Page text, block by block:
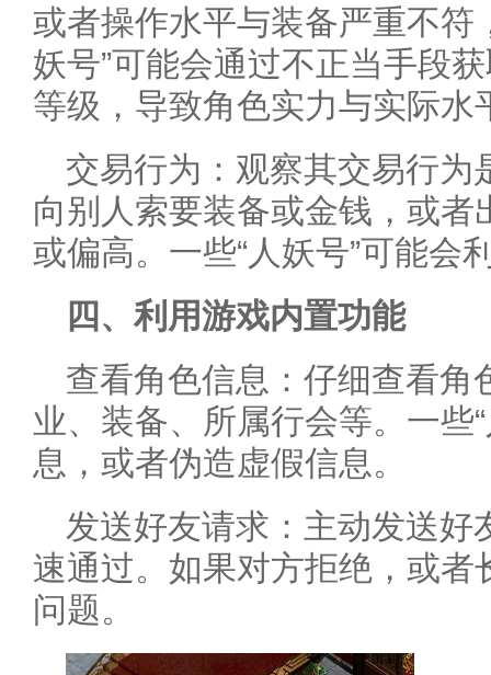
或者操作水平与装备严重不符
妖号”可能会通过不正当手段
等级，导致角色实力与实际水
交易行为：观察其交易行为
向别人索要装备或金钱，或
或偏高。一些“人妖号”可能会
四、利用游戏内置功能
查看角色信息：仔细查看角
业、装备、所属行会等。一些
息，或者伪造虚假信息。
发送好友请求：主动发送好
速通过。如果对方拒绝，或者
问题。